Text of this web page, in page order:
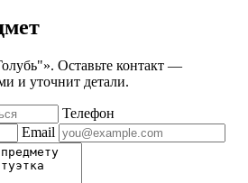
Оставьте контакт —
и уточнит детали.
Телефон
Email